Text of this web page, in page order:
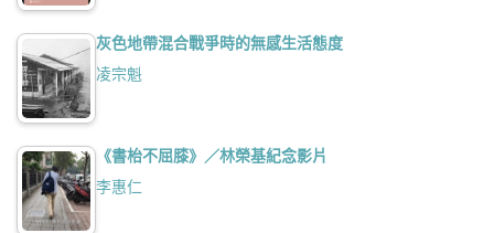
灰色地帶混合戰爭時的無感生活態度
凌宗魁
《書枱不屈膝》／林榮基紀念影片
李惠仁